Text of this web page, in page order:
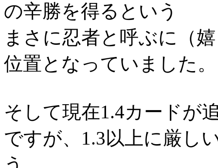
の辛勝を得るという
まさに忍者と呼ぶに（
位置となっていました。
そして現在1.4カードが
ですが、1.3以上に厳し